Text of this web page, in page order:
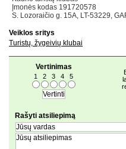
Įmonės kodas 191720578
S. Lozoraičio g. 15A, LT-53229,
Veiklos sritys
Turistų, žygeivių klubai
Vertinimas
1 2 3 4 5
Rašyti atsiliepimą